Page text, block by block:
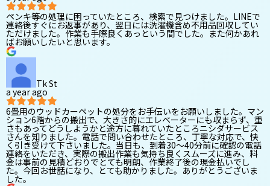
ペンキ等の処理に困っていたところ、検索で見つけました。LINEで
連絡後すぐにお返事があり、翌日には洗濯機含め不用品回収してい
ただけました。作業も手際良くあっという間でした。また何かあれ
ばお願いしたいと思います。
Tk St
a year ago
6畳用のウッドカーペットの処分をお手伝いをお願いしました。マン
ション6階からの搬出で、大きさ的にエレベーターにも収まらず、重
さもあってどうしようかと途方に暮れていたところニシダサービス
さんを知りました。電話で問い合わせたところ、丁寧な対応で、快
く引き受けて下さいました。当日も、到着30〜40分前に確認の電話
連絡をいただき、実際の搬出作業も気持ち良くスムーズに進み、料
金は事前の見積どおりでとても明朗、作業終了後の現金払いでし
た。今回お世話になり、とても助かりました。ありがとうございま
した。